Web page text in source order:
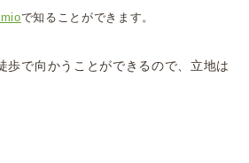
で知ることができます。
歩で向かうことができるので、立地は